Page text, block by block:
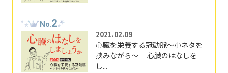
No.2
2021.02.09
心臓を栄養する冠動脈～小ネタを
挟みながら～ ｜心臓のはなしを
し...